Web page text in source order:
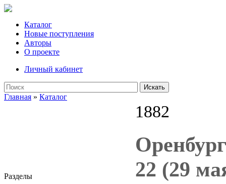
Каталог
Новые поступления
Авторы
О проекте
Личный кабинет
Искать
Главная » Каталог
Разделы
1882
22 (29